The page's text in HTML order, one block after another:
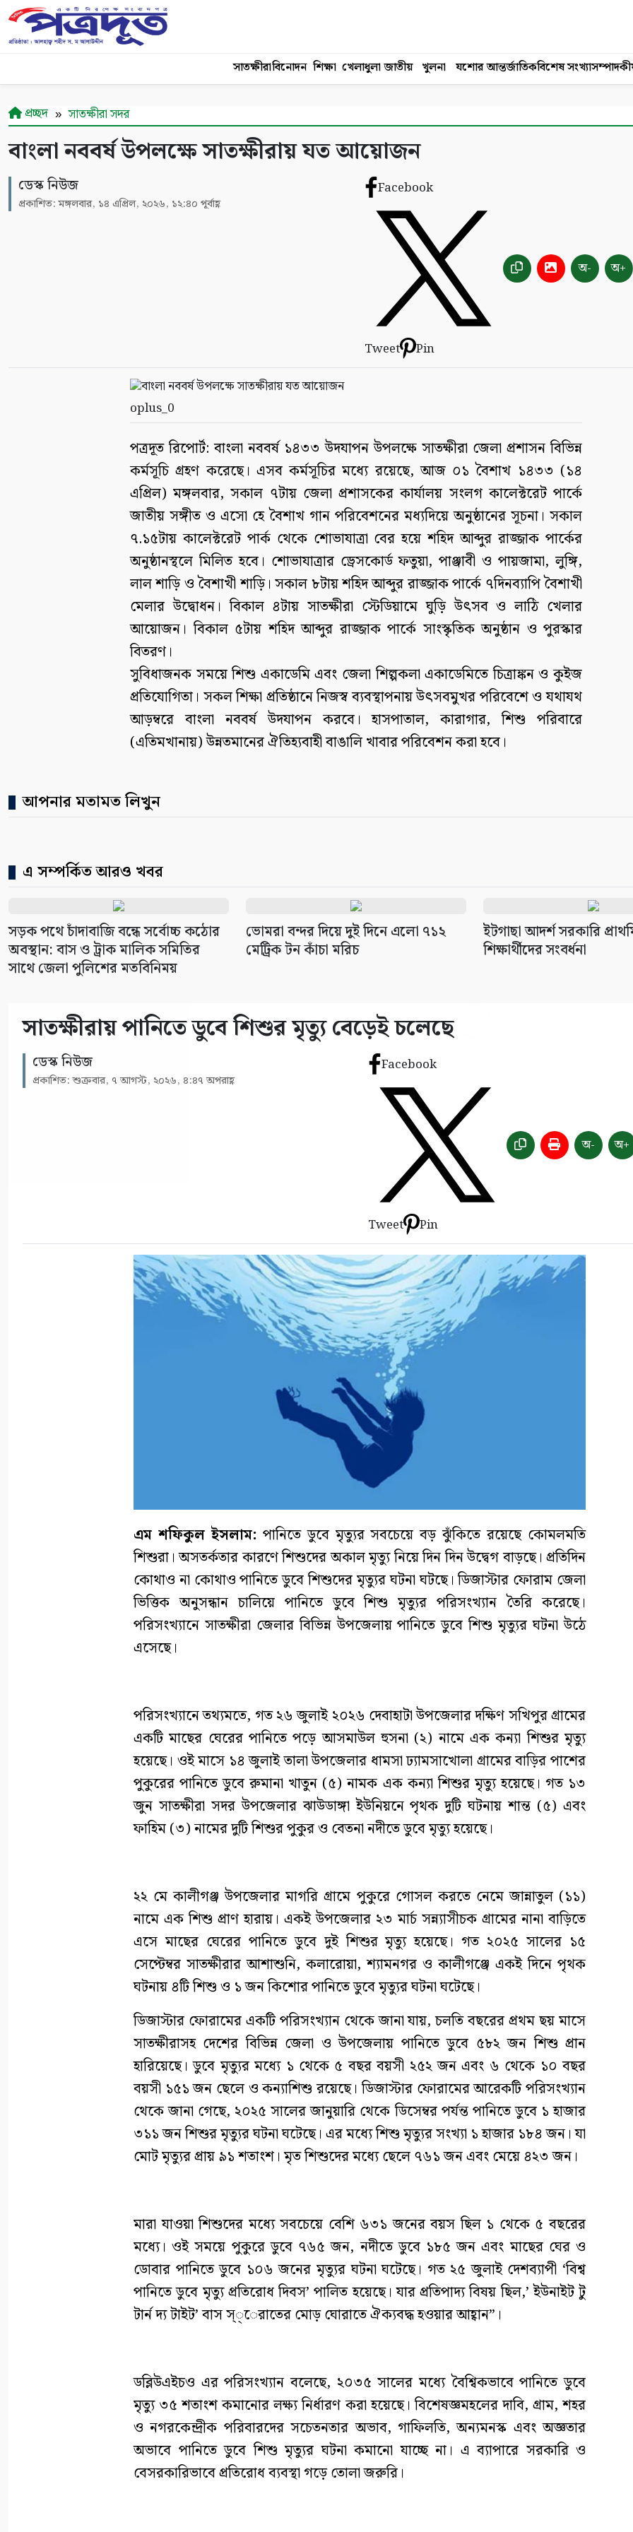
সাতক্ষীরাবিনোদন শিক্ষা খেলাধুলা জাতীয় খুলনা যশোর আন্তর্জাতিকবিশেষ সংখ্যা
প্রচ্ছদ সাতক্ষীরা সদর
বাংলা নববর্ষ উপলক্ষে সাতক্ষীরায় যত আয়োজন
ডেস্ক নিউজ
প্রকাশিত: মঙ্গলবার, ১৪ এপ্রিল, ২০২৬, ১২:৪০ পূর্বাহ্ণ
Facebook
Tweet Pin
অ- অ+
oplus_0
পত্রদূত রিপোর্ট: বাংলা নববর্ষ ১৪৩৩ উদযাপন উপলক্ষে সাতক্ষীরা জেলা প্রশাসন বিভিন্ন
কর্মসূচি গ্রহণ করেছে। এসব কর্মসূচির মধ্যে রয়েছে, আজ ০১ বৈশাখ ১৪৩৩ (১৪
এপ্রিল) মঙ্গলবার, সকাল ৭টায় জেলা প্রশাসকের কার্যালয় সংলগ কালেক্টরেট পার্কে
জাতীয় সঙ্গীত ও এসো হে বৈশাখ গান পরিবেশনের মধ্যদিয়ে অনুষ্ঠানের সূচনা। সকাল
৭.১৫টায় কালেক্টরেট পার্ক থেকে শোভাযাত্রা বের হয়ে শহিদ আব্দুর রাজ্জাক পার্কের
অনুষ্ঠানস্থলে মিলিত হবে। শোভাযাত্রার ড্রেসকোর্ড ফতুয়া, পাঞ্জাবী ও পায়জামা, লুঙ্গি,
লাল শাড়ি ও বৈশাখী শাড়ি। সকাল ৮টায় শহিদ আব্দুর রাজ্জাক পার্কে ৭দিনব্যাপি বৈশাখী
মেলার উদ্বোধন। বিকাল ৪টায় সাতক্ষীরা স্টেডিয়ামে ঘুড়ি উৎসব ও লাঠি খেলার
আয়োজন। বিকাল ৫টায় শহিদ আব্দুর রাজ্জাক পার্কে সাংস্কৃতিক অনুষ্ঠান ও পুরস্কার
বিতরণ।
সুবিধাজনক সময়ে শিশু একাডেমি এবং জেলা শিল্পকলা একাডেমিতে চিত্রাঙ্কন ও কুইজ
প্রতিযোগিতা। সকল শিক্ষা প্রতিষ্ঠানে নিজস্ব ব্যবস্থাপনায় উৎসবমুখর পরিবেশে ও যথাযথ
আড়ম্বরে বাংলা নববর্ষ উদযাপন করবে। হাসপাতাল, কারাগার, শিশু পরিবারে
(এতিমখানায়) উন্নতমানের ঐতিহ্যবাহী বাঙালি খাবার পরিবেশন করা হবে।
আপনার মতামত লিখুন
এ সম্পর্কিত আরও খবর
সড়ক পথে চাঁদাবাজি বন্ধে সর্বোচ্চ কঠোর
অবস্থান: বাস ও ট্রাক মালিক সমিতির
সাথে জেলা পুলিশের মতবিনিময়
ভোমরা বন্দর দিয়ে দুই দিনে এলো ৭১২
মেট্রিক টন কাঁচা মরিচ
ইটগাছা আদর্শ সরকারি
শিক্ষার্থীদের সংবর্ধনা
সাতক্ষীরায় পানিতে ডুবে শিশুর মৃত্যু বেড়েই চলেছে
ডেস্ক নিউজ
প্রকাশিত: শুক্রবার, ৭ আগস্ট, ২০২৬, ৪:৪৭ অপরাহ্ণ
Facebook
Tweet Pin
অ- অ+
এম শফিকুল ইসলাম: পানিতে ডুবে মৃত্যুর সবচেয়ে বড় ঝুঁকিতে রয়েছে কোমলমতি
শিশুরা। অসতর্কতার কারণে শিশুদের অকাল মৃত্যু নিয়ে দিন দিন উদ্বেগ বাড়ছে। প্রতিদিন
কোথাও না কোথাও পানিতে ডুবে শিশুদের মৃত্যুর ঘটনা ঘটছে। ডিজাস্টার ফোরাম জেলা
ভিত্তিক অনুসন্ধান চালিয়ে পানিতে ডুবে শিশু মৃত্যুর পরিসংখ্যান তৈরি করেছে।
পরিসংখ্যানে সাতক্ষীরা জেলার বিভিন্ন উপজেলায় পানিতে ডুবে শিশু মৃত্যুর ঘটনা উঠে
এসেছে।
পরিসংখ্যানে তথ্যমতে, গত ২৬ জুলাই ২০২৬ দেবাহাটা উপজেলার দক্ষিণ সখিপুর গ্রামের
একটি মাছের ঘেরের পানিতে পড়ে আসমাউল হুসনা (২) নামে এক কন্যা শিশুর মৃত্যু
হয়েছে। ওই মাসে ১৪ জুলাই তালা উপজেলার ধামসা ঢ্যামসাখোলা গ্রামের বাড়ির পাশের
পুকুরের পানিতে ডুবে রুমানা খাতুন (৫) নামক এক কন্যা শিশুর মৃত্যু হয়েছে। গত ১৩
জুন সাতক্ষীরা সদর উপজেলার ঝাউডাঙ্গা ইউনিয়নে পৃথক দুটি ঘটনায় শান্ত (৫) এবং
ফাহিম (৩) নামের দুটি শিশুর পুকুর ও বেতনা নদীতে ডুবে মৃত্যু হয়েছে।
২২ মে কালীগঞ্জ উপজেলার মাগরি গ্রামে পুকুরে গোসল করতে নেমে জান্নাতুল (১১)
নামে এক শিশু প্রাণ হারায়। একই উপজেলার ২৩ মার্চ সন্ন্যাসীচক গ্রামের নানা বাড়িতে
এসে মাছের ঘেরের পানিতে ডুবে দুই শিশুর মৃত্যু হয়েছে। গত ২০২৫ সালের ১৫
সেপ্টেম্বর সাতক্ষীরার আশাশুনি, কলারোয়া, শ্যামনগর ও কালীগঞ্জে একই দিনে পৃথক
ঘটনায় ৪টি শিশু ও ১ জন কিশোর পানিতে ডুবে মৃত্যুর ঘটনা ঘটেছে।
ডিজাস্টার ফোরামের একটি পরিসংখ্যান থেকে জানা যায়, চলতি বছরের প্রথম ছয় মাসে
সাতক্ষীরাসহ দেশের বিভিন্ন জেলা ও উপজেলায় পানিতে ডুবে ৫৮২ জন শিশু প্রান
হারিয়েছে। ডুবে মৃত্যুর মধ্যে ১ থেকে ৫ বছর বয়সী ২৫২ জন এবং ৬ থেকে ১০ বছর
বয়সী ১৫১ জন ছেলে ও কন্যাশিশু রয়েছে। ডিজাস্টার ফোরামের আরেকটি পরিসংখ্যান
থেকে জানা গেছে, ২০২৫ সালের জানুয়ারি থেকে ডিসেম্বর পর্যন্ত পানিতে ডুবে ১ হাজার
৩১১ জন শিশুর মৃত্যুর ঘটনা ঘটেছে। এর মধ্যে শিশু মৃত্যুর সংখ্যা ১ হাজার ১৮৪ জন। যা
মোট মৃত্যুর প্রায় ৯১ শতাংশ। মৃত শিশুদের মধ্যে ছেলে ৭৬১ জন এবং মেয়ে ৪২৩ জন।
মারা যাওয়া শিশুদের মধ্যে সবচেয়ে বেশি ৬৩১ জনের বয়স ছিল ১ থেকে ৫ বছরের
মধ্যে। ওই সময়ে পুকুরে ডুবে ৭৬৫ জন, নদীতে ডুবে ১৮৫ জন এবং মাছের ঘের ও
ডোবার পানিতে ডুবে ১০৬ জনের মৃত্যুর ঘটনা ঘটেছে। গত ২৫ জুলাই দেশব্যাপী ‘বিশ্ব
পানিতে ডুবে মৃত্যু প্রতিরোধ দিবস’ পালিত হয়েছে। যার প্রতিপাদ্য বিষয় ছিল,’ ইউনাইট টু
টার্ন দ্য টাইট’ বাস স্্েরাতের মোড় ঘোরাতে ঐক্যবদ্ধ হওয়ার আহ্বান”।
ডব্লিউএইচও এর পরিসংখ্যান বলেছে, ২০৩৫ সালের মধ্যে বৈশ্বিকভাবে পানিতে ডুবে
মৃত্যু ৩৫ শতাংশ কমানোর লক্ষ্য নির্ধারণ করা হয়েছে। বিশেষজ্ঞমহলের দাবি, গ্রাম, শহর
ও নগরকেন্দ্রীক পরিবারদের সচেতনতার অভাব, গাফিলতি, অন্যমনস্ক এবং অজ্ঞতার
অভাবে পানিতে ডুবে শিশু মৃত্যুর ঘটনা কমানো যাচ্ছে না। এ ব্যাপারে সরকারি ও
বেসরকারিভাবে প্রতিরোধ ব্যবস্থা গড়ে তোলা জরুরি।